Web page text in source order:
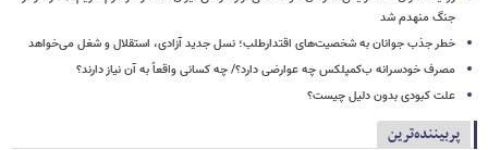
جنگ منهدم شد
خطر جذب جوانان به شخصیت‌های اقتدارطلب؛ نسل جدید آزادی، استقلال و شغل می‌خواهد
مصرف خودسرانه ب‌کمپلکس چه عوارضی دارد؟/ چه کسانی واقعاً به آن نیاز دارند؟
علت کبودی بدون دلیل چیست؟
پربیننده‌ترین